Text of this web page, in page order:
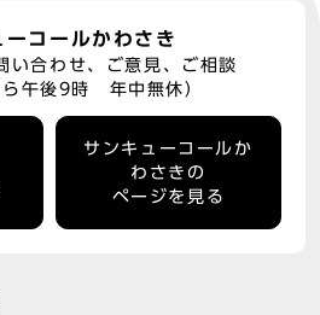
ーコールかわさき
い合わせ、ご意見、ご相談
ら午後9時 年中無休）
サンキューコールか
わさきの
ページを見る